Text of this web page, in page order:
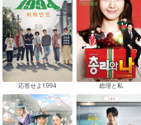
応答せよ1994 総理と私